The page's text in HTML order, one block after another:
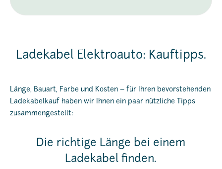
Ladekabel Elektroauto: Kauftipps.
Länge, Bauart, Farbe und Kosten – für Ihren bevorstehenden
Ladekabelkauf haben wir Ihnen ein paar nützliche Tipps
zusammengestellt:
Die richtige Länge bei einem
Ladekabel finden.